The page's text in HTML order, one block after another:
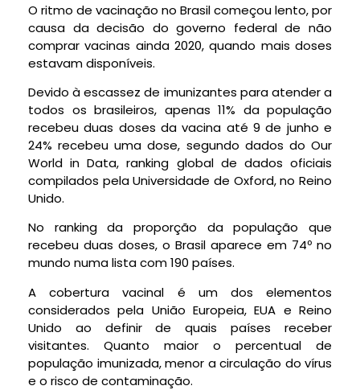
O ritmo de vacinação no Brasil começou lento, por
causa da decisão do governo federal de não
comprar vacinas ainda 2020, quando mais doses
estavam disponíveis.
Devido à escassez de imunizantes para atender a
todos os brasileiros, apenas 11% da população
recebeu duas doses da vacina até 9 de junho e
24% recebeu uma dose, segundo dados do Our
World in Data, ranking global de dados oficiais
compilados pela Universidade de Oxford, no Reino
Unido.
No ranking da proporção da população que
recebeu duas doses, o Brasil aparece em 74º no
mundo numa lista com 190 países.
A cobertura vacinal é um dos elementos
considerados pela União Europeia, EUA e Reino
Unido ao definir de quais países receber
visitantes. Quanto maior o percentual de
população imunizada, menor a circulação do vírus
e o risco de contaminação.